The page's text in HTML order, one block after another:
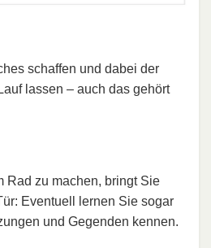
schaffen und dabei der
lassen – auch das gehört
Rad zu machen, bringt Sie
Eventuell lernen Sie sogar
und Gegenden kennen.